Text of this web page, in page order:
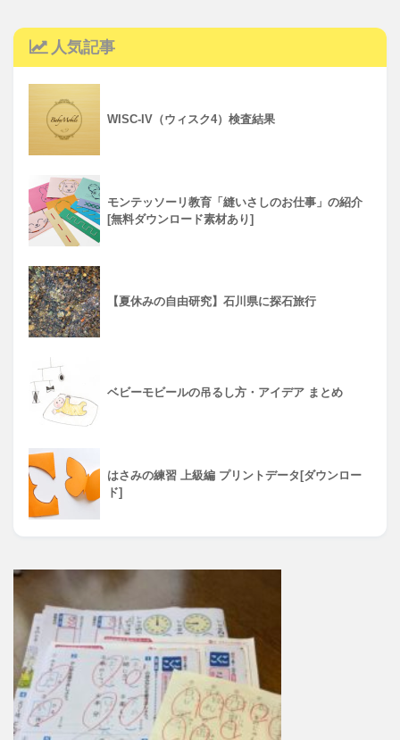
人気記事
WISC-IV（ウィスク4）検査結果
モンテッソーリ教育「縫いさしのお仕事」の紹介
[無料ダウンロード素材あり]
【夏休みの自由研究】石川県に探石旅行
ベビーモビールの吊るし方・アイデア まとめ
はさみの練習 上級編 プリントデータ[ダウンロー
ド]